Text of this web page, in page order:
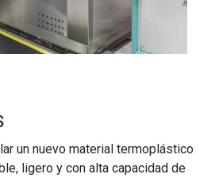
un nuevo material termoplástico
ligero y con alta capacidad de